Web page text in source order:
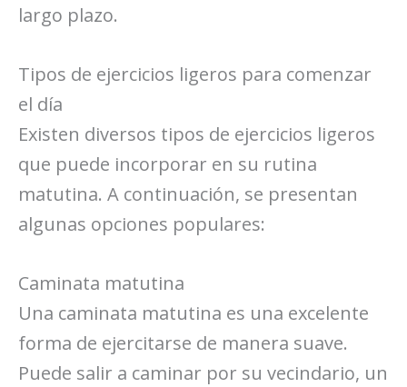
largo plazo.
Tipos de ejercicios ligeros para comenzar
el día
Existen diversos tipos de ejercicios ligeros
que puede incorporar en su rutina
matutina. A continuación, se presentan
algunas opciones populares:
Caminata matutina
Una caminata matutina es una excelente
forma de ejercitarse de manera suave.
Puede salir a caminar por su vecindario, un